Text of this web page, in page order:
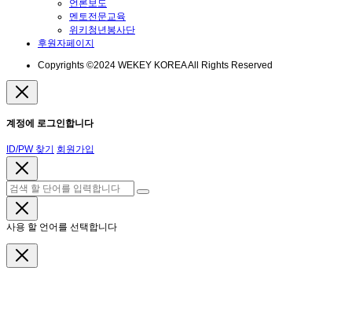
언론보도
멘토전문교육
위키청년봉사단
후원자페이지
Copyrights ©2024 WEKEY KOREA All Rights Reserved
계정에 로그인합니다
ID/PW 찾기 회원가입
사용 할 언어를 선택합니다